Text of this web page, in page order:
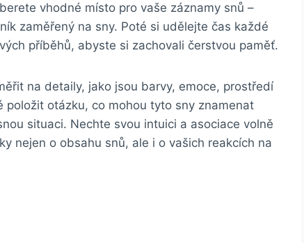
vhodné místo pro vaše záznamy snů –
zaměřený na sny. Poté si udělejte čas každé
příběhů, abyste si zachovali čerstvou paměť.
na detaily, jako jsou barvy, emoce, prostředí
otázku, co mohou tyto sny znamenat
situaci. Nechte svou intuici a asociace volně
nejen o obsahu snů, ale i o vašich reakcích na